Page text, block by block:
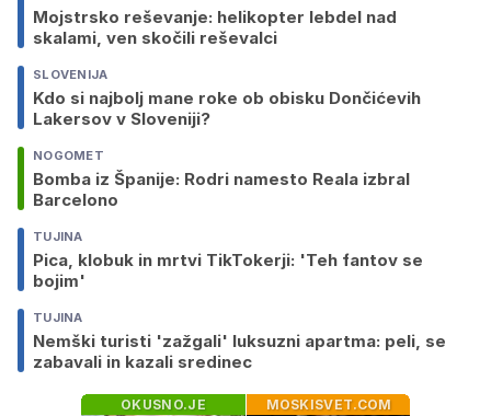
Mojstrsko reševanje: helikopter lebdel nad
skalami, ven skočili reševalci
SLOVENIJA
Kdo si najbolj mane roke ob obisku Dončićevih
Lakersov v Sloveniji?
NOGOMET
Bomba iz Španije: Rodri namesto Reala izbral
Barcelono
TUJINA
Pica, klobuk in mrtvi TikTokerji: 'Teh fantov se
bojim'
TUJINA
Nemški turisti 'zažgali' luksuzni apartma: peli, se
zabavali in kazali sredinec
OKUSNO.JE MOSKISVET.COM